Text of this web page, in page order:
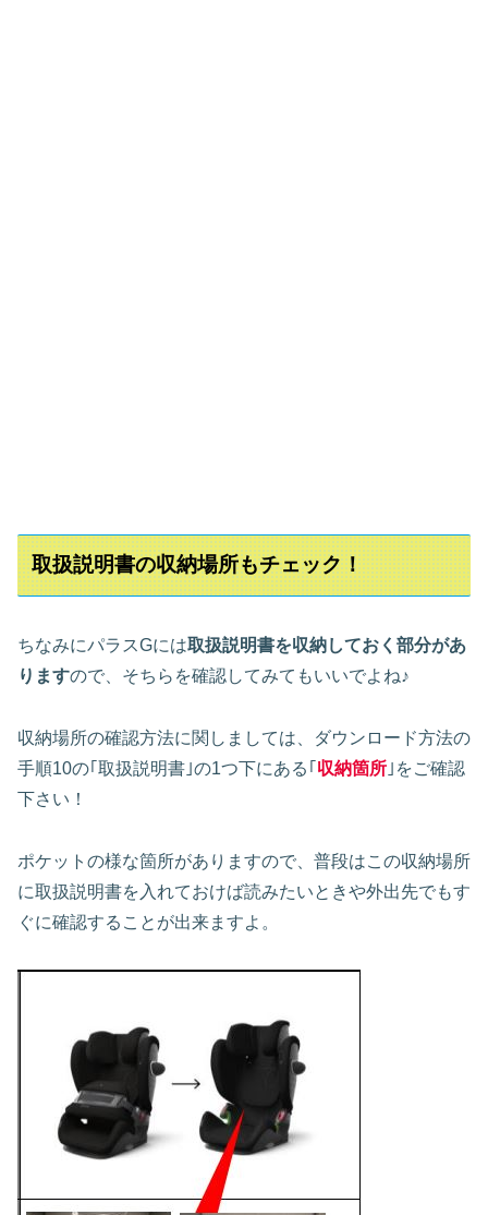
取扱説明書の収納場所もチェック！
ちなみにパラスGには取扱説明書を収納しておく部分があ
りますので、そちらを確認してみてもいいでよね♪
収納場所の確認方法に関しましては、ダウンロード方法の
手順10の｢取扱説明書｣の1つ下にある｢ 収納箇所 ｣をご確認
下さい！
ポケットの様な箇所がありますので、普段はこの収納場所
に取扱説明書を入れておけば読みたいときや外出先でもす
ぐに確認することが出来ますよ。